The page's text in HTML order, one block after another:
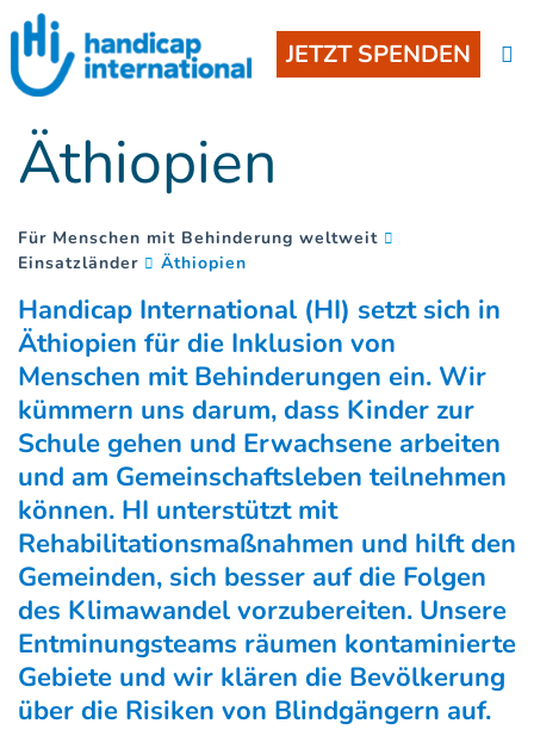
JETZT SPENDEN
Äthiopien
Für Menschen mit Behinderung weltweit
Einsatzländer
Äthiopien
Handicap International (HI) setzt sich in
Äthiopien für die Inklusion von
Menschen mit Behinderungen ein. Wir
kümmern uns darum, dass Kinder zur
Schule gehen und Erwachsene arbeiten
und am Gemeinschaftsleben teilnehmen
können. HI unterstützt mit
Rehabilitationsmaßnahmen und hilft den
Gemeinden, sich besser auf die Folgen
des Klimawandel vorzubereiten. Unsere
Entminungsteams räumen kontaminierte
Gebiete und wir klären die Bevölkerung
über die Risiken von Blindgängern auf.